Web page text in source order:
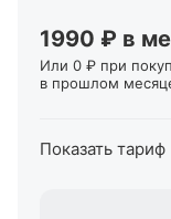
От 49 ₽
Первые
1990 ₽ в
Или 0 ₽ при
в прошлом
Показать тариф